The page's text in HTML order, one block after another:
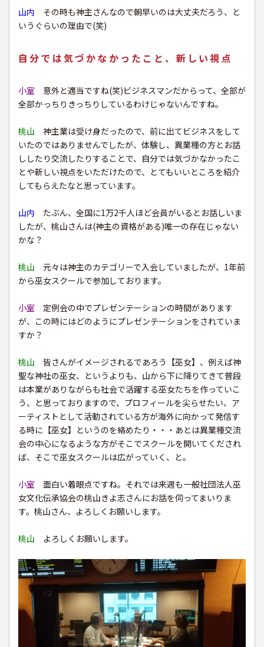
山内 その時も神主さんなので朝早いのは大丈夫だろう、と
いうぐらいの理由で(笑)
自分では気づかなかったこと、新しい視点
小室 意外と適当ですね(笑)ビジネスマンだからって、全部が
全部かっちりきっちりしているわけじゃないんですね。
桃山 神主業は受け身だったので、前に出てビジネスをして
いたのではありませんでしたが、体験し、異業種の方とお話
ししたり交流したりすることで、自分では気づかなかったこ
とや新しい視点をいただけたので、とてもいいところを紹介
してもらえたなと思っています。
山内 たぶん、全国に1万2千人ほど会員がいるとお話しいま
したが、桃山さんは(神主の資格がある)唯一の存在じゃない
かな？
桃山 元々は神主のカテゴリーで入会していましたが、1年前
から巫女スクールで参加しております。
小室 定例会の中でプレゼンテーションの時間があります
が、この時にはどのようにプレゼンテーションをされていま
すか？
桃山 皆さんがイメージされるであろう【巫女】、例えば神
聖な神社の巫女、というよりも、山から下に降りてきて普段
は本業がありながらも社会で活躍する巫女たちを作っていこ
う、と思っておりますので、プロフィールを尖らせたい、ア
ーティストとして活動されている方が海外に向かって発信す
る時に【巫女】というのを絡めたり・・・あとは異業種交流
会の中心になるような方がそこでスクールを開いてくだされ
ば、そこで巫女スクールは広がっていく、と。
小室 面白い着眼点ですね。それでは来週も一般社団法人巫
女文化伝承協会の桃山きよ志さんにお話を伺ってまいりま
す。桃山さん、よろしくお願いします。
桃山 よろしくお願いします。